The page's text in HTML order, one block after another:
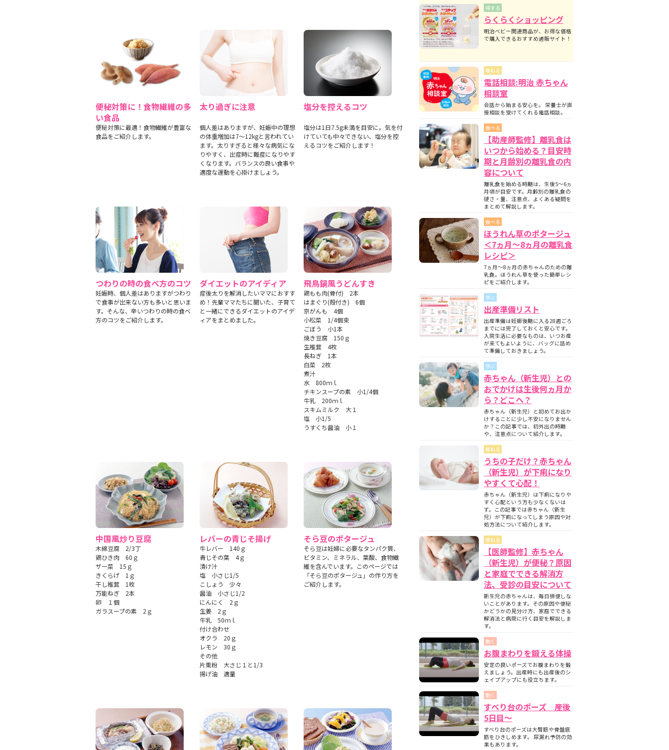
便秘対策に！食物繊維の多
い食品
便秘対策に最適！食物繊維が豊富な
食品をご紹介します。
太り過ぎに注意
個人差はありますが、妊娠中の理想
の体重増加は7〜12kgと言われてい
ます。太りすぎると様々な病気にな
りやすく、出産時に難産になりやす
くなります。バランスの良い食事や
適度な運動を心掛けましょう。
塩分を控えるコツ
塩分は1日7.5g未満を目安に。気を付
けていても中々できない、塩分を控
えるコツをご紹介します！
つわりの時の食べ方のコツ
妊娠時、個人差はありますがつわり
で食事が出来ない方も多いと思いま
す。そんな、辛いつわりの時の食べ
方のコツをご紹介します。
ダイエットのアイディア
産後太りを解消したいママにおすす
め！先輩ママたちに聞いた、子育て
と一緒にできるダイエットのアイデ
ィアをまとめました。
飛鳥鍋風うどんすき
鶏もも肉(骨付) 2本
はまぐり(殻付き) 6個
京がんも 4個
小松菜 1/4個束
ごぼう 小1本
焼き豆腐 150ｇ
生椎茸 4枚
長ねぎ 1本
白菜 2枚
煮汁
水 800ｍｌ
チキンスープの素 小1/4個
牛乳 200ｍｌ
スキムミルク 大１
塩 小1/5
うすくち醤油 小１
中国風炒り豆腐
木綿豆腐 2/3丁
鶏ひき肉 60ｇ
ザー菜 15ｇ
きくらげ 1ｇ
干し椎茸 1枚
万能ねぎ 2本
卵 １個
ガラスープの素 2ｇ
レバーの青じそ揚げ
牛レバー 140ｇ
青じその葉 4ｇ
漬け汁
塩 小さじ1/5
こしょう 少々
醤油 小さじ1/2
にんにく 2ｇ
生姜 2ｇ
牛乳 50ｍｌ
付け合わせ
オクラ 20ｇ
レモン 30ｇ
その他
片栗粉 大さじ１と1/3
揚げ油 適量
そら豆のポタージュ
そら豆は妊婦に必要なタンパク質、
ビタミン、ミネラル、葉酸、食物繊
維を含んでいます。このページでは
「そら豆のポタージュ」の作り方を
ご紹介します。
得する
らくらくショッピング
明治ベビー関連商品が、お得な価格
で購入できるおすすめ通販サイト！
尋ねる
電話相談:明治 赤ちゃん
相談室
会話から始まる安心を。 栄養士が直
接相談を受けてくれる電話相談。
食べる
【助産師監修】離乳食は
いつから始める？目安時
期と月齢別の離乳食の内
容について
離乳食を始める時期は、生後5〜6ヵ
月頃が目安です。月齢別の離乳食の
硬さ・量、注意点、よくある疑問を
まとめて解説します。
食べる
ほうれん草のポタージュ
＜7ヵ月〜8ヵ月の離乳食
レシピ＞
7ヵ月～8ヵ月の赤ちゃんのための離
乳食。ほうれん草を使った簡単レシ
ピをご紹介します。
学ぶ
出産準備リスト
出産準備は妊娠後期に入る28週ごろ
までには完了しておくと安心です。
入院生活に必要なものは、いつお産
が来てもよいように、バッグに詰め
て準備しておきましょう。
学ぶ
赤ちゃん（新生児）との
おでかけは生後何ヵ月か
ら？どこへ？
赤ちゃん（新生児）と初めてお出か
けすることに少し不安になりません
か？この記事では、初外出の時期
や、注意点について紹介します。
尋ねる
うちの子だけ？赤ちゃん
（新生児）が下痢になり
やすくて心配！
赤ちゃん（新生児）は下痢になりや
すく心配という方も少なくないは
ず。この記事では赤ちゃん（新生
児）が下痢になってしまう原因や対
処方法について紹介します。
尋ねる
【医師監修】赤ちゃん
（新生児）が便秘？原因
と家庭でできる解消方
法、受診の目安について
新生児の赤ちゃんは、毎日排便しな
いことがあります。その原因や便秘
かどうかの見分け方、家庭でできる
解消法と病院に行く目安を解説しま
す。
動く
お腹まわりを鍛える体操
安定の良いポーズでお腹まわりを鍛
えましょう。出産時にも出産後のシ
ェイプアップにも役立ちます。
動く
すべり台のポーズ 産後
5日目〜
すべり台のポーズは大臀筋や骨盤底
筋をひきしめます。 尿漏れ予防の効
果もあります。